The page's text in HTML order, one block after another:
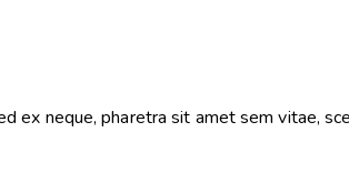
ex neque, pharetra sit amet sem vitae,